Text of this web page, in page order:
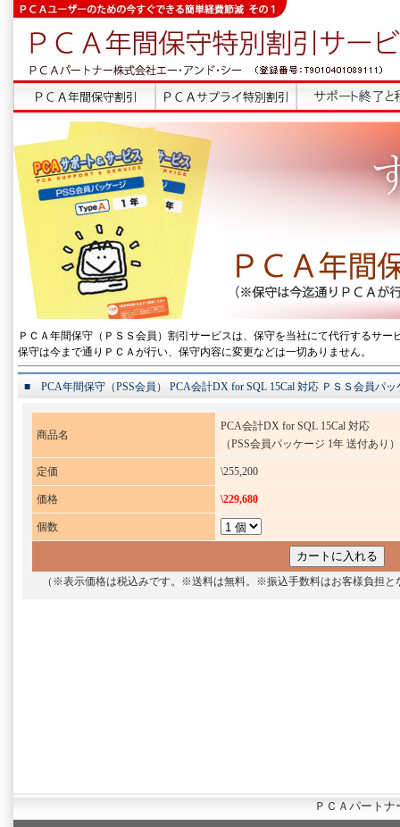
ＰＣＡ年間保守（ＰＳＳ会員）割引サービスは、保守を当社にて代行するサー
保守は今まで通りＰＣＡが行い、保守内容に変更などは一切ありません。
■ PCA年間保守（PSS会員） PCA会計DX for SQL 15Cal 対応 ＰＳＳ会員パッ
商品名
PCA会計DX for SQL 15Cal 対応
（PSS会員パッケージ 1年 送付あり）
定価 \255,200
価格 \229,680
個数
（※表示価格は税込みです。※送料は無料。※振込手数料はお客様負担と
ＰＣＡパート